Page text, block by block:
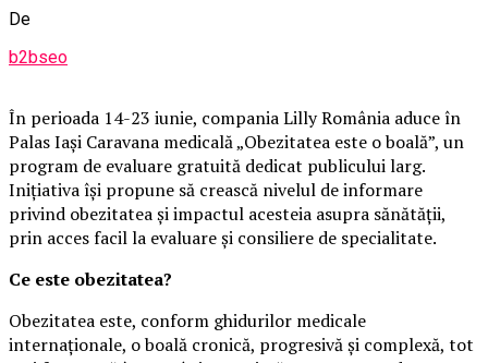
De
b2bseo
În perioada 14-23 iunie, compania Lilly România aduce în
Palas Iași Caravana medicală „Obezitatea este o boală”, un
program de evaluare gratuită dedicat publicului larg.
Inițiativa își propune să crească nivelul de informare
privind obezitatea și impactul acesteia asupra sănătății,
prin acces facil la evaluare și consiliere de specialitate.
Ce este obezitatea?
Obezitatea este, conform ghidurilor medicale
internaționale, o boală cronică, progresivă și complexă, tot